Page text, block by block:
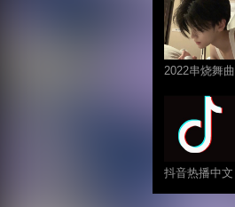
曲
2022串烧舞曲
抖音热播中文
系列